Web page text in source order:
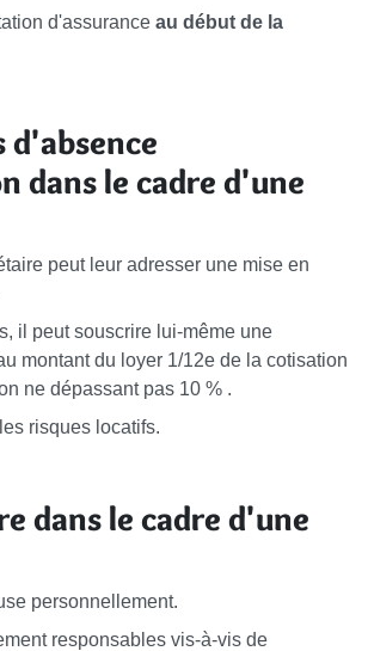
d'assurance au début de la
d'absence
dans le cadre d'une
peut leur adresser une mise en
il peut souscrire lui-même une
montant du loyer 1/12e de la cotisation
ne dépassant pas 10 % .
risques locatifs.
dans le cadre d'une
personnellement.
responsables vis-à-vis de